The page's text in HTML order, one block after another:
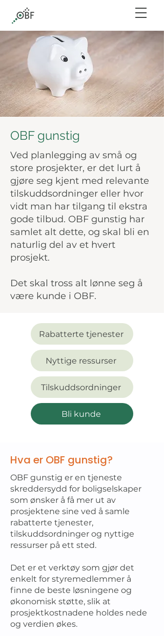
OBF gunstig
Ved planlegging av små og
store prosjekter, er det lurt å
gjøre seg kjent med relevante
tilskuddsordninger eller hvor
vidt man har tilgang til ekstra
gode tilbud. OBF gunstig har
samlet alt dette, og skal bli en
naturlig del av et hvert
prosjekt.
Det skal tross alt lønne seg å
være kunde i OBF.
Rabatterte tjenester
Nyttige ressurser
Tilskuddsordninger
Bli kunde
Hva er OBF gunstig?
OBF gunstig er en tjeneste
skreddersydd for boligselskaper
som ønsker å få mer ut av
prosjektene sine ved å samle
rabatterte tjenester,
tilskuddsordninger og nyttige
ressurser på ett sted.
Det er et verktøy som gjør det
enkelt for styremedlemmer å
finne de beste løsningene og
økonomisk støtte, slik at
prosjektkostnadene holdes nede
og verdien økes.